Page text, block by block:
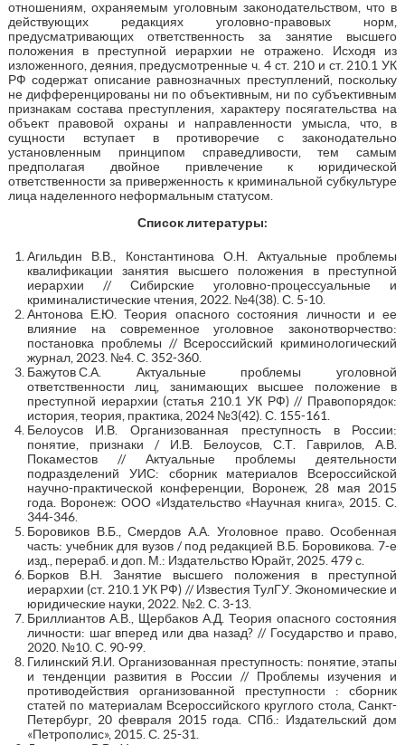
отношениям, охраняемым уголовным законодательством, что в
действующих редакциях уголовно-правовых норм,
предусматривающих ответственность за занятие высшего
положения в преступной иерархии не отражено. Исходя из
изложенного, деяния, предусмотренные ч. 4 ст. 210 и ст. 210.1 УК
РФ содержат описание равнозначных преступлений, поскольку
не дифференцированы ни по объективным, ни по субъективным
признакам состава преступления, характеру посягательства на
объект правовой охраны и направленности умысла, что, в
сущности вступает в противоречие с законодательно
установленным принципом справедливости, тем самым
предполагая двойное привлечение к юридической
ответственности за приверженность к криминальной субкультуре
лица наделенного неформальным статусом.
Список литературы:
Агильдин В.В., Константинова О.Н. Актуальные проблемы
квалификации занятия высшего положения в преступной
иерархии // Сибирские уголовно-процессуальные и
криминалистические чтения, 2022. №4(38). С. 5-10.
Антонова Е.Ю. Теория опасного состояния личности и ее
влияние на современное уголовное законотворчество:
постановка проблемы // Всероссийский криминологический
журнал, 2023. №4. С. 352-360.
Бажутов С.А. Актуальные проблемы уголовной
ответственности лиц, занимающих высшее положение в
преступной иерархии (статья 210.1 УК РФ) // Правопорядок:
история, теория, практика, 2024 №3(42). С. 155-161.
Белоусов И.В. Организованная преступность в России:
понятие, признаки / И.В. Белоусов, С.Т. Гаврилов, А.В.
Покаместов // Актуальные проблемы деятельности
подразделений УИС: сборник материалов Всероссийской
научно-практической конференции, Воронеж, 28 мая 2015
года. Воронеж: ООО «Издательство «Научная книга», 2015. С.
344-346.
Боровиков В.Б., Смердов А.А. Уголовное право. Особенная
часть: учебник для вузов / под редакцией В.Б. Боровикова. 7-е
изд., перераб. и доп. М.: Издательство Юрайт, 2025. 479 с.
Борков В.Н. Занятие высшего положения в преступной
иерархии (ст. 210.1 УК РФ) // Известия ТулГУ. Экономические и
юридические науки, 2022. №2. С. 3-13.
Бриллиантов А.В., Щербаков А.Д. Теория опасного состояния
личности: шаг вперед или два назад? // Государство и право,
2020. №10. С. 90-99.
Гилинский Я.И. Организованная преступность: понятие, этапы
и тенденции развития в России // Проблемы изучения и
противодействия организованной преступности : сборник
статей по материалам Всероссийского круглого стола, Санкт-
Петербург, 20 февраля 2015 года. СПб.: Издательский дом
«Петрополис», 2015. С. 25-31.